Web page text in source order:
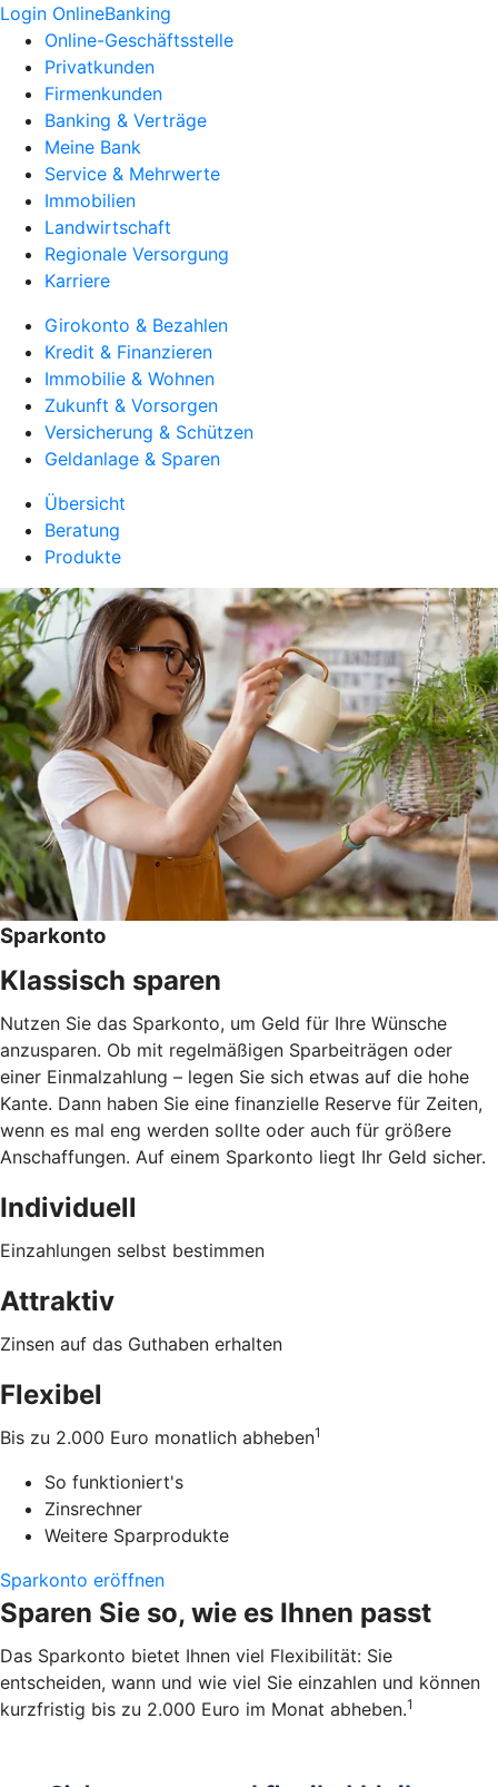
Login OnlineBanking
Online-Geschäftsstelle
Privatkunden
Firmenkunden
Banking & Verträge
Meine Bank
Service & Mehrwerte
Immobilien
Landwirtschaft
Regionale Versorgung
Karriere
Girokonto & Bezahlen
Kredit & Finanzieren
Immobilie & Wohnen
Zukunft & Vorsorgen
Versicherung & Schützen
Geldanlage & Sparen
Übersicht
Beratung
Produkte
Sparkonto
Klassisch sparen
Nutzen Sie das Sparkonto, um Geld für Ihre Wünsche
anzusparen. Ob mit regelmäßigen Sparbeiträgen oder
einer Einmalzahlung – legen Sie sich etwas auf die hohe
Kante. Dann haben Sie eine finanzielle Reserve für Zeiten,
wenn es mal eng werden sollte oder auch für größere
Anschaffungen. Auf einem Sparkonto liegt Ihr Geld sicher.
Individuell
Einzahlungen selbst bestimmen
Attraktiv
Zinsen auf das Guthaben erhalten
Flexibel
Bis zu 2.000 Euro monatlich abheben1
So funktioniert's
Zinsrechner
Weitere Sparprodukte
Sparkonto eröffnen
Sparen Sie so, wie es Ihnen passt
Das Sparkonto bietet Ihnen viel Flexibilität: Sie
entscheiden, wann und wie viel Sie einzahlen und können
kurzfristig bis zu 2.000 Euro im Monat abheben.1